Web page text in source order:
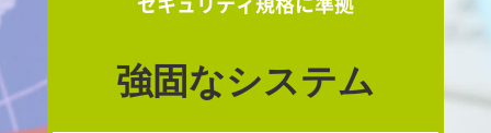
強固なシステム